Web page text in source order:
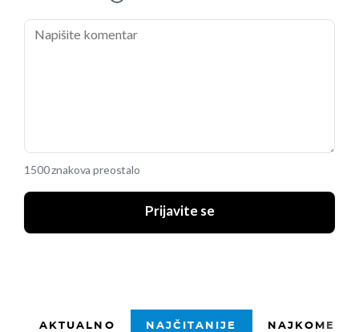
1500 znakova preostalo
Prijavite se
AKTUALNO NAJČITANIJE